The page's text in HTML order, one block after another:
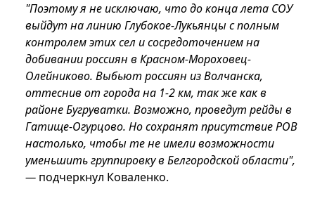
"Поэтому я не исключаю, что до конца лета СОУ
выйдут на линию Глубокое-Лукьянцы с полным
контролем этих сел и сосредоточением на
добивании россиян в Красном-Мороховец-
Олейниково. Выбьют россиян из Волчанска,
оттеснив от города на 1-2 км, так же как в
районе Бугруватки. Возможно, проведут рейды в
Гатище-Огурцово. Но сохранят присутствие РОВ
настолько, чтобы те не имели возможности
уменьшить группировку в Белгородской области",
— подчеркнул Коваленко.